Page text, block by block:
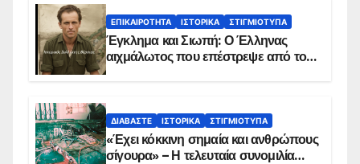
ΕΠΙΚΑΙΡΌΤΗΤΑ ΙΣΤΟΡΙΚΆ ΣΤΙΓΜΙΌΤΥΠΑ
Έγκλημα και Σιωπή: Ο Έλληνας
αιχμάλωτος που επέστρεψε από το
ΔΙΑΒΆΣΤΕ ΙΣΤΟΡΙΚΆ ΣΤΙΓΜΙΌΤΥΠΑ
«Έχει κόκκινη σημαία και ανθρώπους
σίγουρα» – Η τελευταία συνομιλία